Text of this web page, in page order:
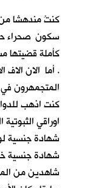
كنتُ مندهشا من
سكون صحراء
كأملة قضيتها
. أما الان الاف
المتجمهرون
كنت اذهب
اوراقي
شهادة جنسية
شهادة جنسية
شاهدين من